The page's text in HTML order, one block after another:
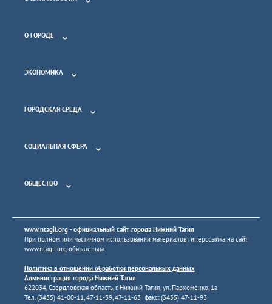
О ГОРОДЕ
ЭКОНОМИКА
ГОРОДСКАЯ СРЕДА
СОЦИАЛЬНАЯ СФЕРА
ОБЩЕСТВО
www.ntagil.org - официальный сайт города Нижний Тагил
При полном или частичном использовании материалов гиперссылка на сайт
www.ntagil.org обязательна.
Политика в отношении обработки персональных данных
Администрация города Нижний Тагил
622034, Свердловская область, г. Нижний Тагил, ул. Пархоменко, 1а
Тел. (3435) 41-00-11, 47-11-59, 47-11-63 факс: (3435) 47-11-93